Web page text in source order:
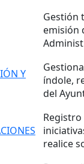
Gestión
emisión
Y
índole,
del
realice